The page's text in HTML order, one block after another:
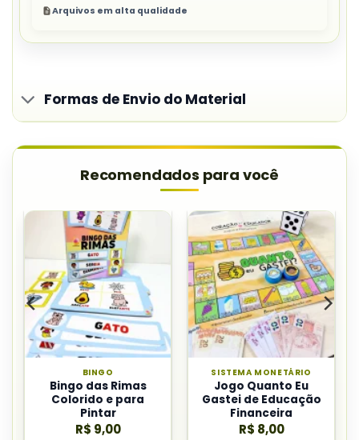
Arquivos em alta qualidade
Formas de Envio do Material
Recomendados para você
BINGO
Bingo das Rimas
Colorido e para
Pintar
R$ 9,00
SISTEMA MONETÁRIO
Jogo Quanto Eu
Gastei de Educação
Financeira
R$ 8,00